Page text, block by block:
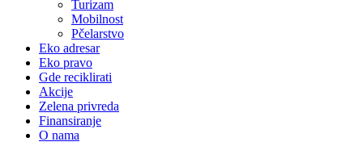
Turizam
Mobilnost
Pčelarstvo
Eko adresar
Eko pravo
Gde reciklirati
Akcije
Zelena privreda
Finansiranje
O nama